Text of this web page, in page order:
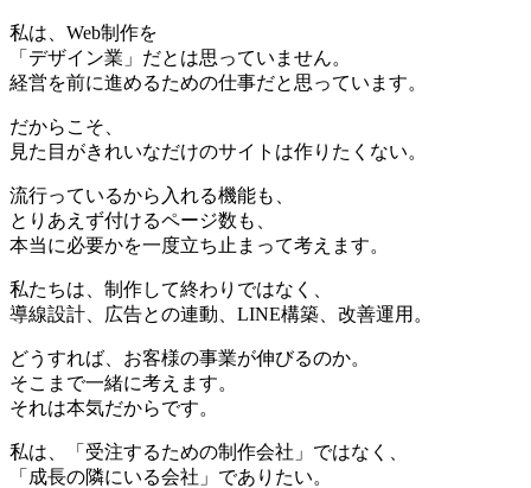
私は、Web制作を
「デザイン業」だとは思っていません。
経営を前に進めるための仕事だと思っています。
だからこそ、
見た目がきれいなだけのサイトは作りたくない。
流行っているから入れる機能も、
とりあえず付けるページ数も、
本当に必要かを一度立ち止まって考えます。
私たちは、制作して終わりではなく、
導線設計、広告との連動、LINE構築、改善運用。
どうすれば、お客様の事業が伸びるのか。
そこまで一緒に考えます。
それは本気だからです。
私は、「受注するための制作会社」ではなく、
「成長の隣にいる会社」でありたい。